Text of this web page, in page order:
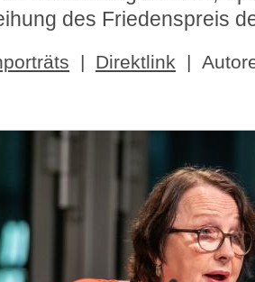
des Friedenspreis
| Direktlink |